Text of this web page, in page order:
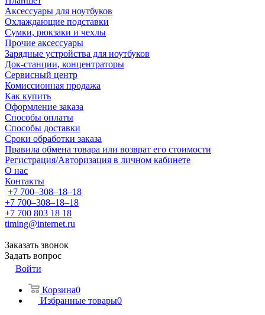
Аксессуары для ноутбуков
Охлаждающие подставки
Сумки, рюкзаки и чехлы
Прочие аксессуары
Зарядные устройства для ноутбуков
Док-станции, концентраторы
Сервисный центр
Комиссионная продажа
Как купить
Оформление заказа
Способы оплаты
Способы доставки
Сроки обработки заказа
Правила обмена товара или возврат его стоимости
Регистрация/Авторизация в личном кабинете
О нас
Контакты
+7 700‒308‒18‒18
+7 700‒308‒18‒18
+7 700 803 18 18
timing@internet.ru
Заказать звонок
Задать вопрос
Войти
Корзина0
Избранные товары0